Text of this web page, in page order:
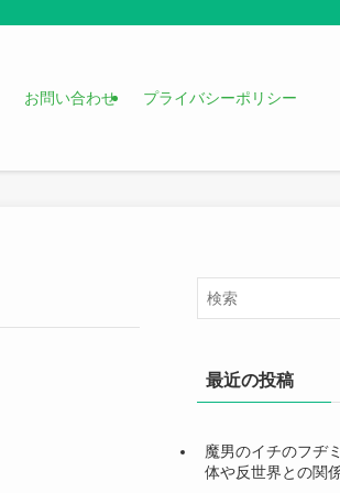
お問い合わせ プライバシーポリシー
最近の投稿
魔男のイチのフヂ
体や反世界との関